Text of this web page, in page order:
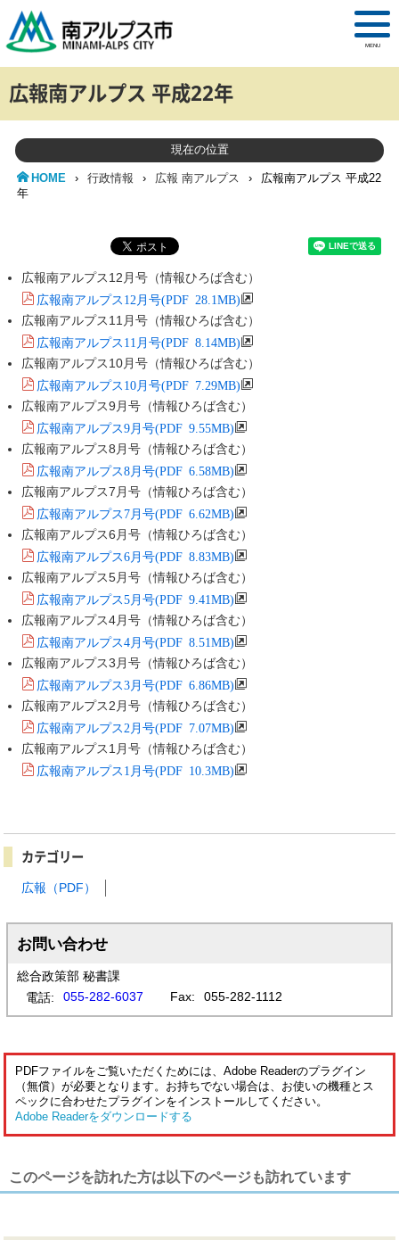
MENU
広報南アルプス 平成22年
現在の位置
HOME › 行政情報 › 広報 南アルプス ›
広報南アルプス 平成22
年
広報南アルプス12月号（情報ひろば含む）
広報南アルプス12月号(PDF 28.1MB)
広報南アルプス11月号（情報ひろば含む）
広報南アルプス11月号(PDF 8.14MB)
広報南アルプス10月号（情報ひろば含む）
広報南アルプス10月号(PDF 7.29MB)
広報南アルプス9月号（情報ひろば含む）
広報南アルプス9月号(PDF 9.55MB)
広報南アルプス8月号（情報ひろば含む）
広報南アルプス8月号(PDF 6.58MB)
広報南アルプス7月号（情報ひろば含む）
広報南アルプス7月号(PDF 6.62MB)
広報南アルプス6月号（情報ひろば含む）
広報南アルプス6月号(PDF 8.83MB)
広報南アルプス5月号（情報ひろば含む）
広報南アルプス5月号(PDF 9.41MB)
広報南アルプス4月号（情報ひろば含む）
広報南アルプス4月号(PDF 8.51MB)
広報南アルプス3月号（情報ひろば含む）
広報南アルプス3月号(PDF 6.86MB)
広報南アルプス2月号（情報ひろば含む）
広報南アルプス2月号(PDF 7.07MB)
広報南アルプス1月号（情報ひろば含む）
広報南アルプス1月号(PDF 10.3MB)
カテゴリー
広報（PDF）
お問い合わせ
総合政策部 秘書課
電話:
055-282-6037 Fax: 055-282-1112
PDFファイルをご覧いただくためには、Adobe Readerのプラグイン
（無償）が必要となります。お持ちでない場合は、お使いの機種とス
ペックに合わせたプラグインをインストールしてください。
Adobe Readerをダウンロードする
このページを訪れた方は以下のページも訪れています